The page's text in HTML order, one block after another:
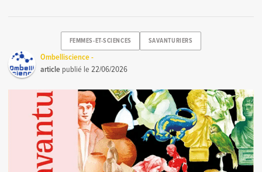
FEMMES-ET-SCIENCES SAVANTURIERS
Ombelliscience -
article publié le22/06/2026